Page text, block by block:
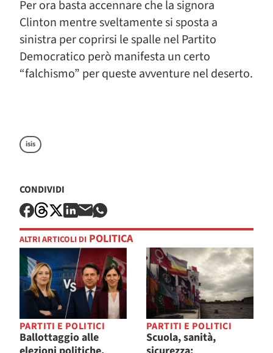
Per ora basta accennare che la signora
Clinton mentre sveltamente si sposta a
sinistra per coprirsi le spalle nel Partito
Democratico però manifesta un certo
“falchismo” per queste avventure nel deserto.
isis
CONDIVIDI
ALTRI ARTICOLI DI POLITICA
PARTITI E POLITICI
Ballottaggio alle
PARTITI E POLITICI
Scuola, sanità,